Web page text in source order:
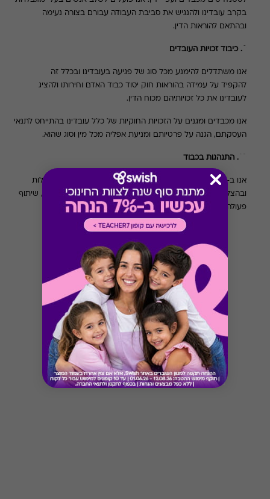
בקרב עובדינו ולהנגיש את סביבת העבודה עבורם בצורה נעימה
ובהתאם להוראות הדין .
אנו משתדלים להימנע מכל סוג של פגיעה בעובדינו ובכלל זה
להקפיד על עמידה בהוראות חוק יסוד כבוד האדם וחירותו ולהציג
לעובדינו את כל זכויותיהם מכוח הדין .
אנו מכבדים ומגנים על הזכויות החוקיות של כלל עובדינו בהתייחס לתנאי
העסקתם, הגנה על פרטיותם ומניעת אפליה מכל מין וסוג שהוא.
אנו ב- Swish
מאמינים כי העובדים מהווים שותף מרכזי בהתנהלות
ובהצלחת החברה. ההתנהלות מול העובדים מאופיינת בפתיחות, שיתוף
פעולה וכבוד הדדי.